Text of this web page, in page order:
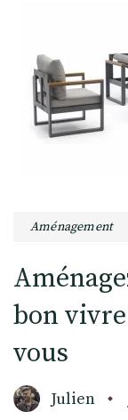
Aménagement
bon vivre
vous
Julien